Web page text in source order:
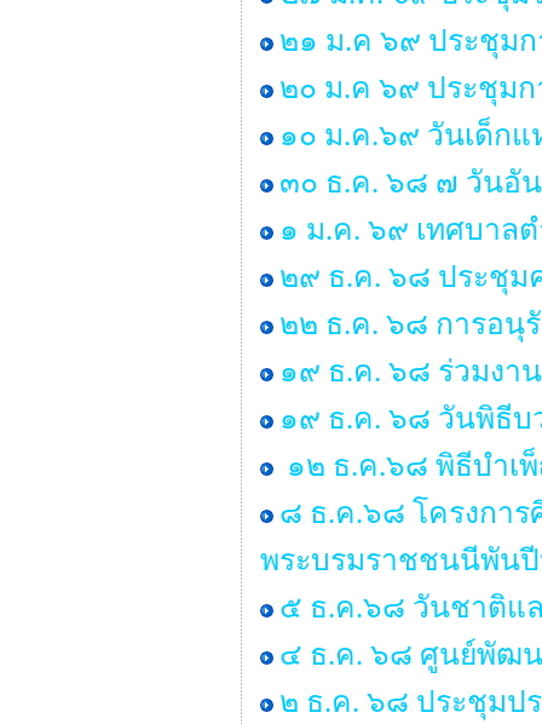
๒๑ ม.ค ๖๙ ประชุมก
๒๐ ม.ค ๖๙ ประชุม
๑๐ ม.ค.๖๙ วันเด็กแ
๓๐ ธ.ค. ๖๘ ๗ วันอั
๑ ม.ค. ๖๙ เทศบาล
๒๙ ธ.ค. ๖๘ ประชุม
๒๒ ธ.ค. ๖๘ การอนุ
๑๙ ธ.ค. ๖๘ ร่วมงา
๑๙ ธ.ค. ๖๘ วันพิธีบ
๑๒ ธ.ค.๖๘ พิธีบำ
๘ ธ.ค.๖๘ โครงการ
พระบรมราชชนนีพัน
๕ ธ.ค.๖๘ วันชาติแ
๔ ธ.ค. ๖๘ ศูนย์พัฒน
๒ ธ.ค. ๖๘ ประชุมป